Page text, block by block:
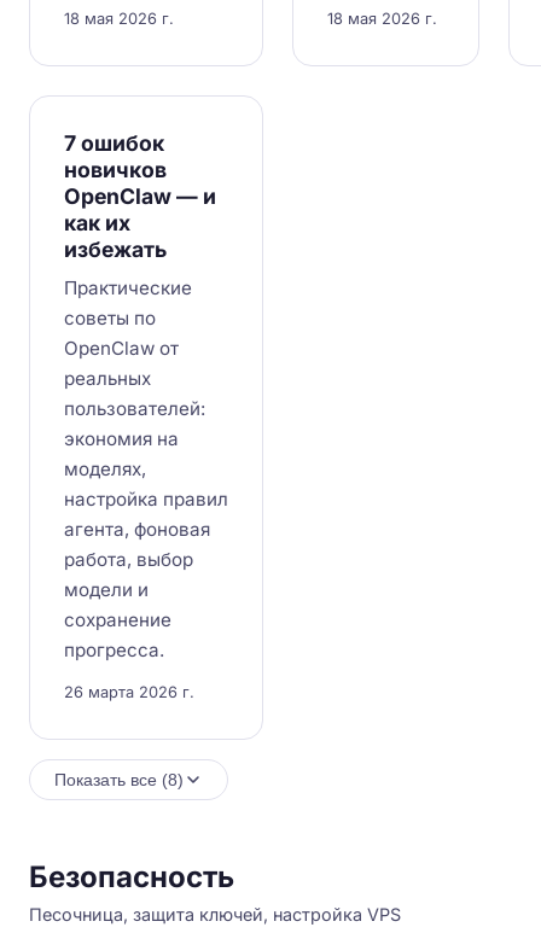
18 мая 2026 г. 18 мая 2026 г.
7 ошибок
новичков
OpenClaw — и
как их
избежать
Практические
советы по
OpenClaw от
реальных
пользователей:
экономия на
моделях,
настройка правил
агента, фоновая
работа, выбор
модели и
сохранение
прогресса.
26 марта 2026 г.
Показать все (8)
Безопасность
Песочница, защита ключей, настройка VPS